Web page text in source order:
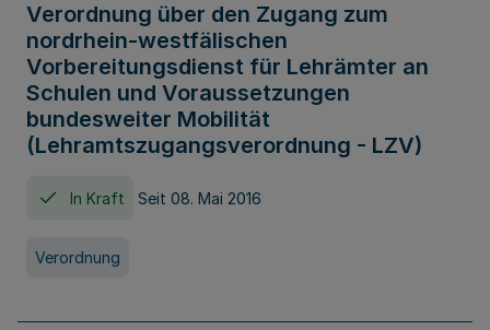
Verordnung über den Zugang zum
nordrhein-westfälischen
Vorbereitungsdienst für Lehrämter an
Schulen und Voraussetzungen
bundesweiter Mobilität
(Lehramtszugangsverordnung - LZV)
In Kraft Seit 08. Mai 2016
Verordnung